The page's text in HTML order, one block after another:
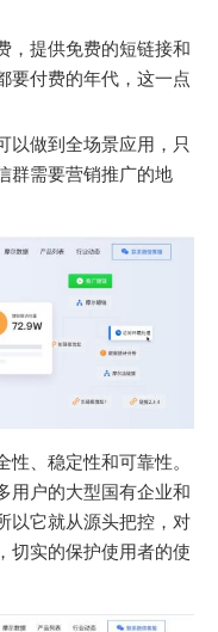
，提供免费的短链接和
要付费的年代，这一点
以做到全场景应用，只
群需要营销推广的地
、稳定性和可靠性。
用户的大型国有企业和
以它就从源头把控，对
切实的保护使用者的使